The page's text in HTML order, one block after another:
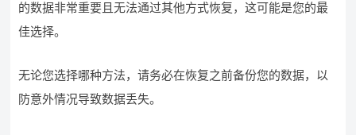
的数据非常重要且无法通过其他方式恢复，这可能是您的最
佳选择。
无论您选择哪种方法，请务必在恢复之前备份您的数据，以
防意外情况导致数据丢失。